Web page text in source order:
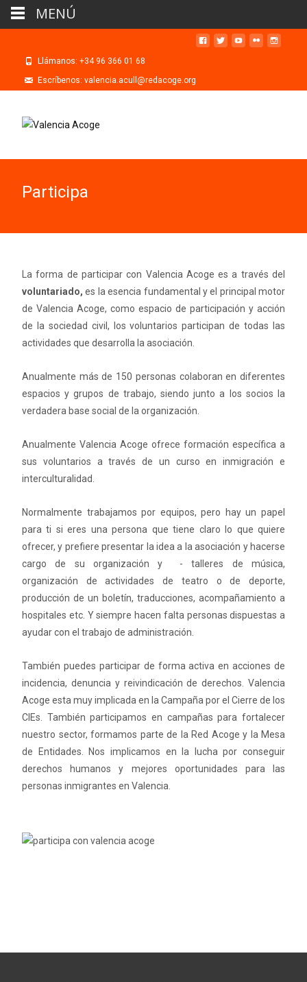
Llámanos: +34 96 366 01 68
Escríbenos: valencia.acull@redacoge.org
Participa
La forma de participar con Valencia Acoge es a través del
voluntariado, es la esencia fundamental y el principal motor
de Valencia Acoge, como espacio de participación y acción
de la sociedad civil, los voluntarios participan de todas las
actividades que desarrolla la asociación.
Anualmente más de 150 personas colaboran en diferentes
espacios y grupos de trabajo, siendo junto a los socios la
verdadera base social de la organización.
Anualmente Valencia Acoge ofrece formación específica a
sus voluntarios a través de un curso en inmigración e
interculturalidad.
Normalmente trabajamos por equipos, pero hay un papel
para ti si eres una persona que tiene claro lo que quiere
ofrecer, y prefiere presentar la idea a la asociación y hacerse
cargo de su organización y - talleres de música,
organización de actividades de teatro o de deporte,
producción de un boletín, traducciones, acompañamiento a
hospitales etc. Y siempre hacen falta personas dispuestas a
ayudar con el trabajo de administración.
También puedes participar de forma activa en acciones de
incidencia, denuncia y reivindicación de derechos. Valencia
Acoge esta muy implicada en la Campaña por el Cierre de los
CIEs. También participamos en campañas para fortalecer
nuestro sector, formamos parte de la Red Acoge y la Mesa
de Entidades. Nos implicamos en la lucha por conseguir
derechos humanos y mejores oportunidades para las
personas inmigrantes en Valencia.
MENÚ